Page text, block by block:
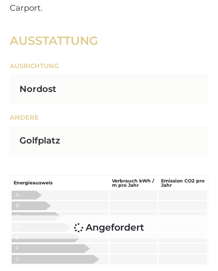
Carport.
AUSSTATTUNG
AUSRICHTUNG
Nordost
ANDERE
Golfplatz
Angefordert
Energieausweis
Verbrauch kWh /
m pro Jahr
Emission CO2 pro
Jahr
A
B
C
E
F
G